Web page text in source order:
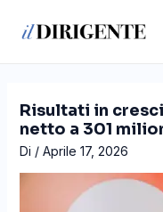
Risultati in
netto a 301
Di / Aprile 17, 2026
articoli